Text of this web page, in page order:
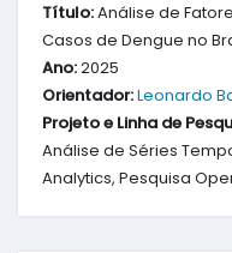
Título:Análise de
Casos de Dengue no
Ano:2025
Orientador:Leonardo
Projeto e Linha de
Análise de Séries
Analytics, Pesquisa